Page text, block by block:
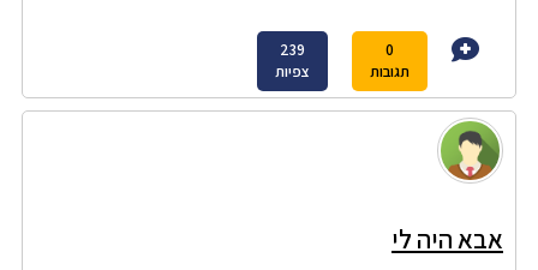
0
תגובות
239
צפיות
אבא היה לי